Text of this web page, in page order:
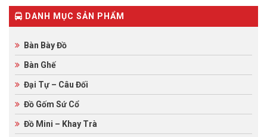
ratings
DANH MỤC SẢN PHẨM
Bàn Bày Đồ
Bàn Ghế
Đại Tự – Câu Đối
Đồ Gốm Sứ Cổ
Đồ Mini – Khay Trà